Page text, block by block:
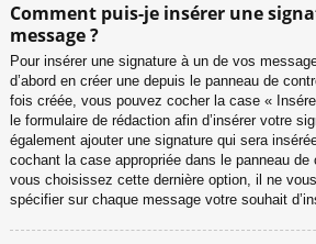
Comment puis-je insérer une
message ?
Pour insérer une signature à un de vos
d’abord en créer une depuis le panneau de
fois créée, vous pouvez cocher la case «
le formulaire de rédaction afin d’insérer votre
également ajouter une signature qui sera
cochant la case appropriée dans le panneau de
vous choisissez cette dernière option, il ne
spécifier sur chaque message votre souhait